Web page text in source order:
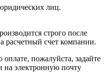
лиц.
строго после
расчетный счет компании.
пожалуйста, задайте
на электронную почту